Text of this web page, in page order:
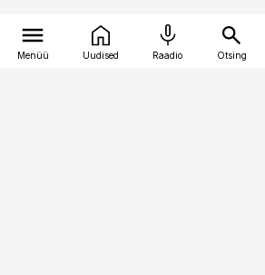
Menüü Uudised Raadio Otsing